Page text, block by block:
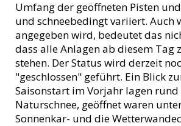
Umfang der geöffneten Pisten
und schneebedingt variiert. Auch
angegeben wird, bedeutet das
dass alle Anlagen ab diesem Tag
stehen. Der Status wird derzeit
"geschlossen" geführt. Ein Blick
Saisonstart im Vorjahr lagen
Naturschnee, geöffnet waren
Sonnenkar- und die